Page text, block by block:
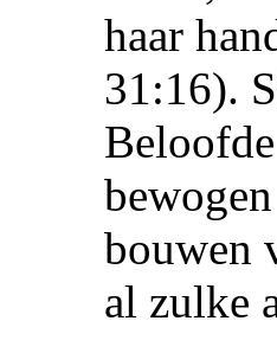
haar
31:16).
bouwen
al zulke